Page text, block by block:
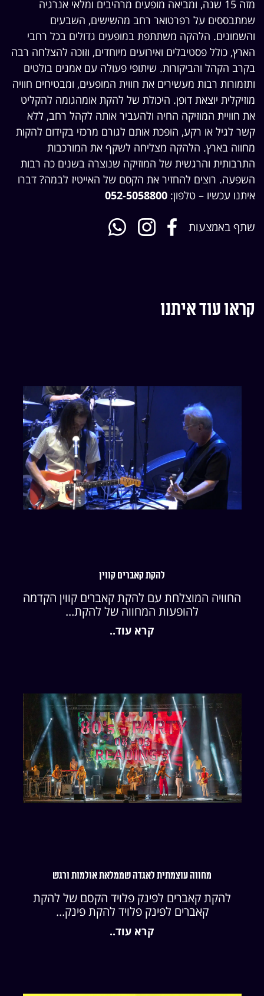
מזה 15 שנה, ומביאה מופעים מרהיבים ומלאי אנרגיה
שמתבססים על רפרטואר רחב מהשישים, השבעים
והשמונים. הלהקה משתתפת במופעים גדולים בכל רחבי
הארץ, כולל פסטיבלים ואירועים מיוחדים, וזוכה להצלחה רבה
בקרב הקהל והביקורות. שיתופי פעולה עם אמנים בולטים
ותזמורות רבות מעשירים את חווית המופעים, ומבטיחים חוויה
מוזיקלית יוצאת דופן. היכולת של להקת אומהגומה להקליט
את חוויית המוזיקה החיה ולהעביר אותה לקהל רחב, ללא
קשר לגיל או רקע, הופכת אותם לגורם מרכזי בקידום להקות
מחווה בארץ. הלהקה מצליחה לשקף את המורכבות
התרבותית והרגשית של המוזיקה שנוצרה בשנים כה רבות
השפעה. רוצים להחזיר את הקסם של האייטיז לבמה? דברו
איתנו עכשיו – טלפון: 052-5058800
שתף באמצעות
קראו עוד איתנו
להקת קאברים קווין
החוויה המוצלחת עם להקת קאברים קווין הקדמה
להופעות המחווה של להקת...
קרא עוד..
מחווה עוצמתית לאגדה שממלאת אולמות ורגש
להקת קאברים לפינק פלויד הקסם של להקת
קאברים לפינק פלויד להקת פינק...
קרא עוד..